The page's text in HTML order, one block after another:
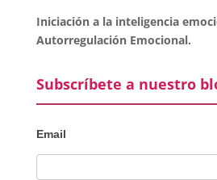
Iniciación a la inteligencia
Autorregulación Emocional.
Subscríbete a nuestro
Email